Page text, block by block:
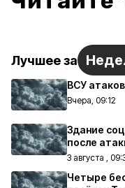
Лучшее за
ВСУ
Вчера, 09:12
Здание
после
3 августа ,
Четыре